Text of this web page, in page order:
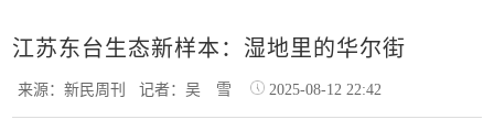
江苏东台生态新样本：湿地里的华尔街
来源：新民周刊记者：吴 雪 2025-08-12 22:42